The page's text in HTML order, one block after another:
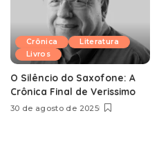
Crônica
Literatura
Livros
O Silêncio do Saxofone: A
Crônica Final de Verissimo
30 de agosto de 2025